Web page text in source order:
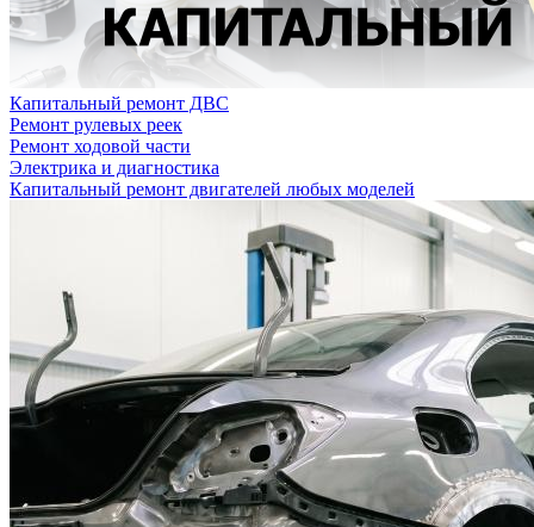
Капитальный ремонт ДВС
Ремонт рулевых реек
Ремонт ходовой части
Электрика и диагностика
Капитальный ремонт двигателей любых моделей